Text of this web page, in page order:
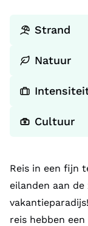
Strand
Natuur
Cultuur
Reis in een fijn
eilanden aan
reis hebben